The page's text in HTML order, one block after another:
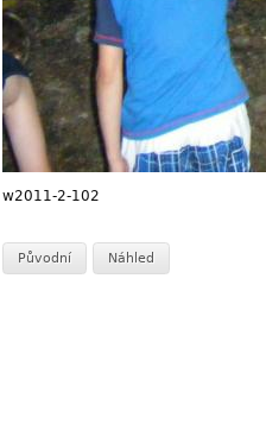
w2011-2-102
Původní Náhled